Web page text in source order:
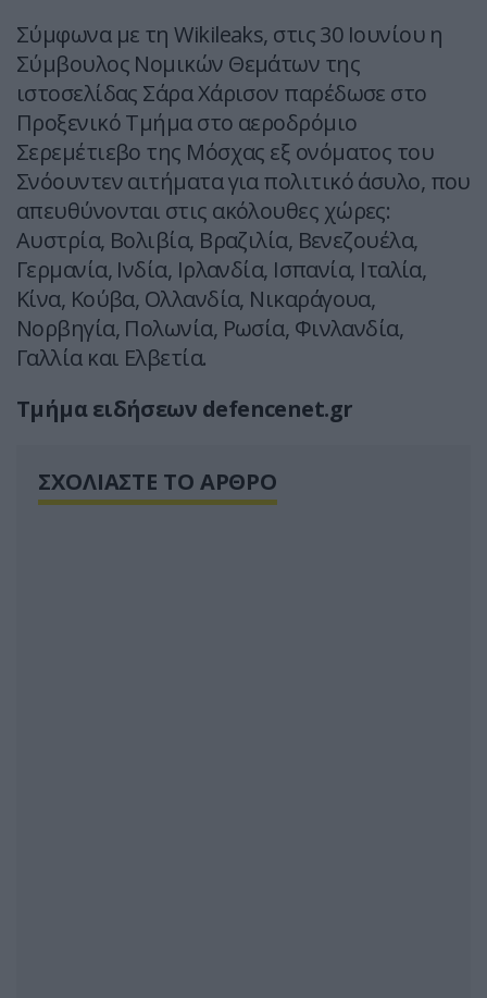
Σύμφωνα με τη Wikileaks, στις 30 Ιουνίου η
Σύμβουλος Νομικών Θεμάτων της
ιστοσελίδας Σάρα Χάρισον παρέδωσε στο
Προξενικό Τμήμα στο αεροδρόμιο
Σερεμέτιεβο της Μόσχας εξ ονόματος του
Σνόουντεν αιτήματα για πολιτικό άσυλο, που
απευθύνονται στις ακόλουθες χώρες:
Αυστρία, Βολιβία, Βραζιλία, Βενεζουέλα,
Γερμανία, Ινδία, Ιρλανδία, Ισπανία, Ιταλία,
Κίνα, Κούβα, Ολλανδία, Νικαράγουα,
Νορβηγία, Πολωνία, Ρωσία, Φινλανδία,
Γαλλία και Ελβετία.
Τμήμα ειδήσεων defencenet.gr
ΣΧΟΛΙΑΣΤΕ ΤΟ ΑΡΘΡΟ